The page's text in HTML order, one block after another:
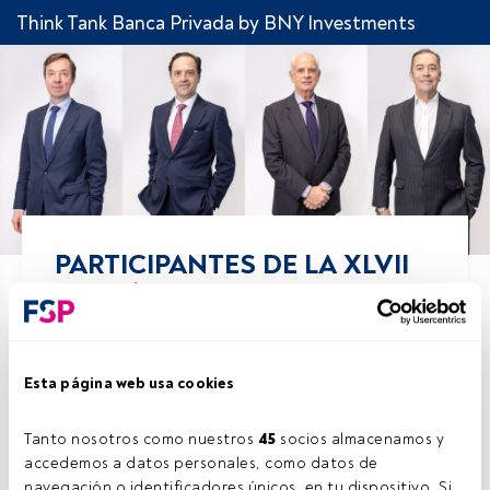
Esta página web usa cookies
Tanto nosotros como nuestros 45 socios almacenamos y
accedemos a datos personales, como datos de
Think Tank Banca Privada by BNY Investments
PARTICIPANTES DE LA XLVII
EDICIÓN DEL THINK TANK
Laura Rey Rodríguez
La XLVII edición del Think Tank de banca privada